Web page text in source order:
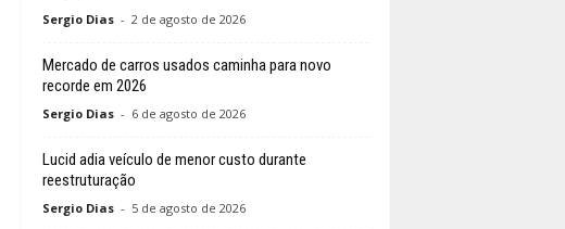
Sergio Dias - 2 de agosto de 2026
Mercado de carros usados caminha para novo
recorde em 2026
Sergio Dias - 6 de agosto de 2026
Lucid adia veículo de menor custo durante
reestruturação
Sergio Dias - 5 de agosto de 2026